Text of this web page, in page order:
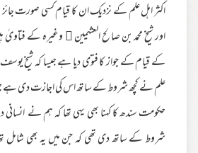
اکثر اہل علم کے نزدیک ان کا قیام کسی صورت
اور شیخ محمد بن صالح العثیمین ﷮ وغیرہ کے
کے قیام کے جواز کا فتوی دیا ہے جیسا کہ شیخ
علم نے کچھ شروط کے ساتھ اس کی اجازت دی ہے
حکومت سندھ کا کہنا بھی یہی تھا کہ ہم نے
شروط کے ساتھ دی تھی کہ جن میں یہ بھی شامل